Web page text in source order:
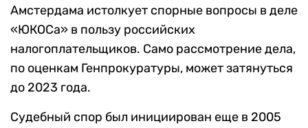
Амстердама истолкует спорные вопросы в деле
«ЮКОСа» в пользу российских
налогоплательщиков. Само рассмотрение дела,
по оценкам Генпрокуратуры, может затянуться
до 2023 года.
Судебный спор был инициирован еще в 2005